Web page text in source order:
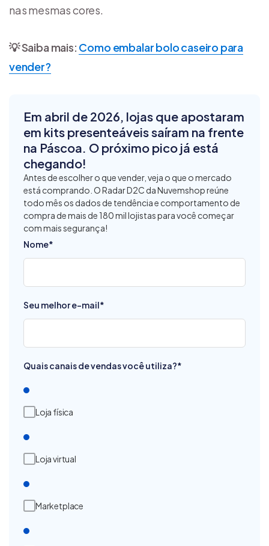
nas mesmas cores.
💡 Saiba mais: Como embalar bolo caseiro para
vender?
Em abril de 2026, lojas que apostaram
em kits presenteáveis saíram na frente
na Páscoa. O próximo pico já está
chegando!
Antes de escolher o que vender, veja o que o mercado
está comprando. O Radar D2C da Nuvemshop reúne
todo mês os dados de tendência e comportamento de
compra de mais de 180 mil lojistas para você começar
com mais segurança!
Nome*
Seu melhor e-mail*
Quais canais de vendas você utiliza?*
Loja física
Loja virtual
Marketplace